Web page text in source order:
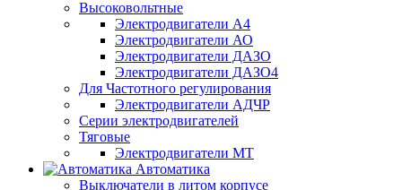
Высоковольтные
Электродвигатели А4
Электродвигатели АО
Электродвигатели ДАЗО
Электродвигатели ДАЗО4
Для Частотного регулирования
Электродвигатели АДЧР
Серии электродвигателей
Тяговые
Электродвигатели МТ
Автоматика
Выключатели в литом корпусе